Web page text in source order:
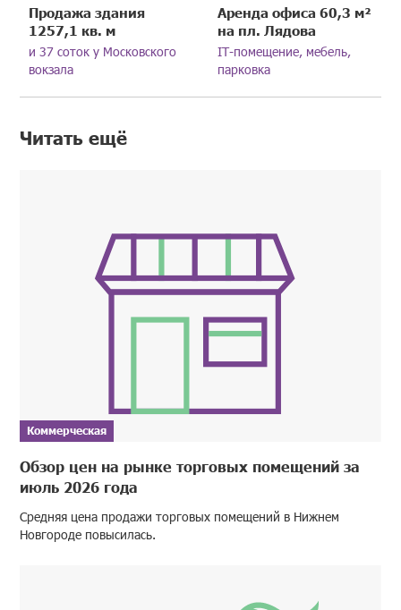
Продажа здания
1257,1 кв. м
и 37 соток у Московского
вокзала
Аренда офиса 60,3 м²
на пл. Лядова
IT-помещение, мебель,
парковка
Читать ещё
Коммерческая
Обзор цен на рынке торговых помещений за
июль 2026 года
Средняя цена продажи торговых помещений в Нижнем
Новгороде повысилась.